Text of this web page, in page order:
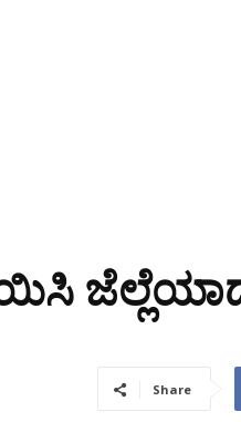
Share